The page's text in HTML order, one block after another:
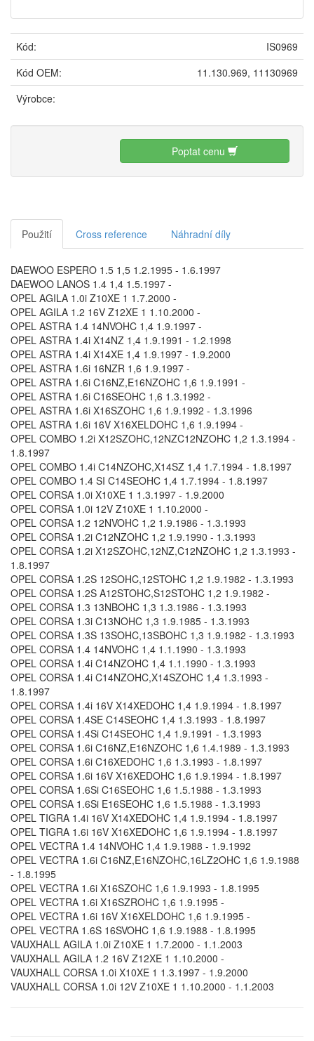
Kód:
IS0969
Kód OEM:
11.130.969, 11130969
Výrobce:
Poptat cenu
Použití Cross reference Náhradní díly
DAEWOO ESPERO 1.5 1,5 1.2.1995 - 1.6.1997
DAEWOO LANOS 1.4 1,4 1.5.1997 -
OPEL AGILA 1.0i Z10XE 1 1.7.2000 -
OPEL AGILA 1.2 16V Z12XE 1 1.10.2000 -
OPEL ASTRA 1.4 14NVOHC 1,4 1.9.1997 -
OPEL ASTRA 1.4i X14NZ 1,4 1.9.1991 - 1.2.1998
OPEL ASTRA 1.4i X14XE 1,4 1.9.1997 - 1.9.2000
OPEL ASTRA 1.6i 16NZR 1,6 1.9.1997 -
OPEL ASTRA 1.6i C16NZ,E16NZOHC 1,6 1.9.1991 -
OPEL ASTRA 1.6i C16SEOHC 1,6 1.3.1992 -
OPEL ASTRA 1.6i X16SZOHC 1,6 1.9.1992 - 1.3.1996
OPEL ASTRA 1.6i 16V X16XELDOHC 1,6 1.9.1994 -
OPEL COMBO 1.2i X12SZOHC,12NZC12NZOHC 1,2 1.3.1994 -
1.8.1997
OPEL COMBO 1.4i C14NZOHC,X14SZ 1,4 1.7.1994 - 1.8.1997
OPEL COMBO 1.4 SI C14SEOHC 1,4 1.7.1994 - 1.8.1997
OPEL CORSA 1.0i X10XE 1 1.3.1997 - 1.9.2000
OPEL CORSA 1.0i 12V Z10XE 1 1.10.2000 -
OPEL CORSA 1.2 12NVOHC 1,2 1.9.1986 - 1.3.1993
OPEL CORSA 1.2i C12NZOHC 1,2 1.9.1990 - 1.3.1993
OPEL CORSA 1.2i X12SZOHC,12NZ,C12NZOHC 1,2 1.3.1993 -
1.8.1997
OPEL CORSA 1.2S 12SOHC,12STOHC 1,2 1.9.1982 - 1.3.1993
OPEL CORSA 1.2S A12STOHC,S12STOHC 1,2 1.9.1982 -
OPEL CORSA 1.3 13NBOHC 1,3 1.3.1986 - 1.3.1993
OPEL CORSA 1.3i C13NOHC 1,3 1.9.1985 - 1.3.1993
OPEL CORSA 1.3S 13SOHC,13SBOHC 1,3 1.9.1982 - 1.3.1993
OPEL CORSA 1.4 14NVOHC 1,4 1.1.1990 - 1.3.1993
OPEL CORSA 1.4i C14NZOHC 1,4 1.1.1990 - 1.3.1993
OPEL CORSA 1.4i C14NZOHC,X14SZOHC 1,4 1.3.1993 -
1.8.1997
OPEL CORSA 1.4i 16V X14XEDOHC 1,4 1.9.1994 - 1.8.1997
OPEL CORSA 1.4SE C14SEOHC 1,4 1.3.1993 - 1.8.1997
OPEL CORSA 1.4Si C14SEOHC 1,4 1.9.1991 - 1.3.1993
OPEL CORSA 1.6i C16NZ,E16NZOHC 1,6 1.4.1989 - 1.3.1993
OPEL CORSA 1.6i C16XEDOHC 1,6 1.3.1993 - 1.8.1997
OPEL CORSA 1.6i 16V X16XEDOHC 1,6 1.9.1994 - 1.8.1997
OPEL CORSA 1.6Si C16SEOHC 1,6 1.5.1988 - 1.3.1993
OPEL CORSA 1.6Si E16SEOHC 1,6 1.5.1988 - 1.3.1993
OPEL TIGRA 1.4i 16V X14XEDOHC 1,4 1.9.1994 - 1.8.1997
OPEL TIGRA 1.6i 16V X16XEDOHC 1,6 1.9.1994 - 1.8.1997
OPEL VECTRA 1.4 14NVOHC 1,4 1.9.1988 - 1.9.1992
OPEL VECTRA 1.6i C16NZ,E16NZOHC,16LZ2OHC 1,6 1.9.1988
- 1.8.1995
OPEL VECTRA 1.6i X16SZOHC 1,6 1.9.1993 - 1.8.1995
OPEL VECTRA 1.6i X16SZROHC 1,6 1.9.1995 -
OPEL VECTRA 1.6i 16V X16XELDOHC 1,6 1.9.1995 -
OPEL VECTRA 1.6S 16SVOHC 1,6 1.9.1988 - 1.8.1995
VAUXHALL AGILA 1.0i Z10XE 1 1.7.2000 - 1.1.2003
VAUXHALL AGILA 1.2 16V Z12XE 1 1.10.2000 -
VAUXHALL CORSA 1.0i X10XE 1 1.3.1997 - 1.9.2000
VAUXHALL CORSA 1.0i 12V Z10XE 1 1.10.2000 - 1.1.2003